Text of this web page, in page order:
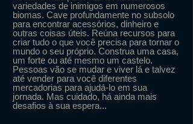
variedades de inimigos em numerosos
biomas. Cave profundamente no subsolo
para encontrar acessórios, dinheiro e
outras coisas úteis. Reúna recursos para
criar tudo o que você precisa para tornar o
mundo o seu próprio. Construa uma casa,
um forte ou até mesmo um castelo.
Pessoas vão se mudar e viver lá e talvez
até vender para você diferentes
mercadorias para ajudá-lo em sua
jornada. Mas cuidado, há ainda mais
desafios à sua espera...